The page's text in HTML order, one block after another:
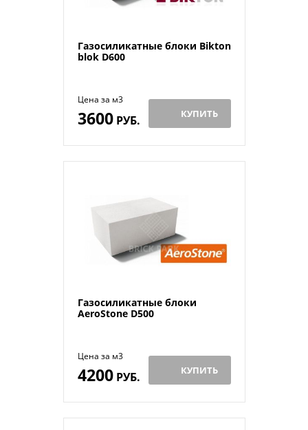
Газосиликатные блоки Bikton
blok D600
Цена за м3
3600РУБ. КУПИТЬ
Газосиликатные блоки
AeroStone D500
Цена за м3
4200РУБ. КУПИТЬ